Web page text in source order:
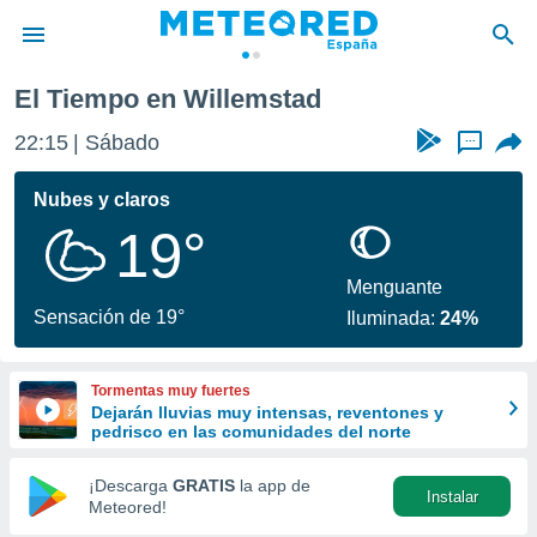
de
por
se
calidad.
a este
las
y
forma
digital
basada
El Tiempo en Willemstad
22:15 Sábado ...
Nubes y claros
19°
Sensación de 19°
Menguante
Iluminada:24%
Tormentas muy fuertes
Dejarán lluvias muy intensas, reventones y
pedrisco en las comunidades del norte
¡Descarga GRATIS la app de
Meteored!
Instalar